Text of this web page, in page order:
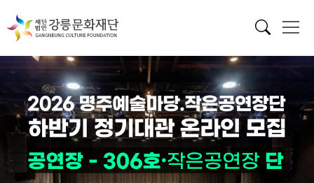
메인 배너